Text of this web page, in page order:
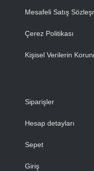
Mesafeli Satış
Çerez Politikası
Kişisel Verilerin
Siparişler
Hesap detayları
Sepet
Giriş